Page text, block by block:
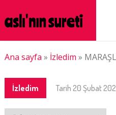
Ana sayfa » İzledim »
İzledim Tarih 20 Şubat